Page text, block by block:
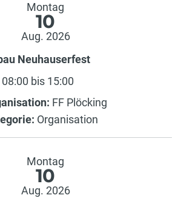
Montag
10
Aug. 2026
Neuhauserfest
08:00 bis 15:00
FF Plöcking
Organisation
Montag
10
Aug. 2026